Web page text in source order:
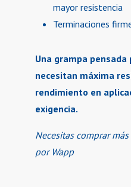
mayor resistencia
Terminaciones
Una grampa
necesitan máxima
rendimiento en
exigencia.
Necesitas comprar
por Wapp